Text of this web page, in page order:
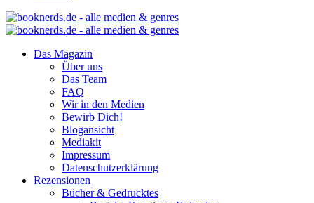
Das Magazin
Über uns
Das Team
FAQ
Wir in den Medien
Bewirb Dich!
Blogansicht
Mediakit
Impressum
Datenschutzerklärung
Rezensionen
Bücher & Gedrucktes